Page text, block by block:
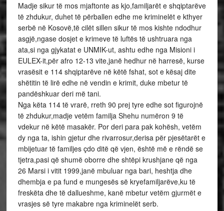
Madje sikur të mos mjaftonte as kjo,familjarët e shqiptarëve
të zhdukur, duhet të përballen edhe me kriminelët e kthyer
serbë në Kosovë,të cilët sillen sikur të mos kishte ndodhur
asgjë,ngase dosjet e krimeve të luftës të ushtruara nga
ata,si nga gjykatat e UNMIK-ut, ashtu edhe nga Misioni i
EULEX-it,për afro 12-13 vite,janë hedhur në harresë, kurse
vrasësit e 114 shqiptarëve në këtë fshat, sot e kësaj dite
shëtitin të lirë edhe në vendin e krimit, duke mbetur të
pandëshkuar deri më tani.
Nga këta 114 të vrarë, rreth 90 prej tyre edhe sot figurojnë
të zhdukur,madje vetëm familja Shehu numëron 9 të
vdekur në këtë masakër. Por deri para pak kohësh, vetëm
dy nga ta, ishin gjetur dhe rivarrosur,derisa për pjesëtarët e
mbijetuar të familjes çdo ditë që vjen, është më e rëndë se
tjetra,pasi që shumë oborre dhe shtëpi krushjane që nga
26 Marsi i vitit 1999,janë mbuluar nga bari, heshtja dhe
dhembja e pa fund e mungesës së kryefamiljarëve,ku të
freskëta dhe të dallueshme, kanë mbetur vetëm gjurmët e
vrasjes së tyre makabre nga kriminelët serb.